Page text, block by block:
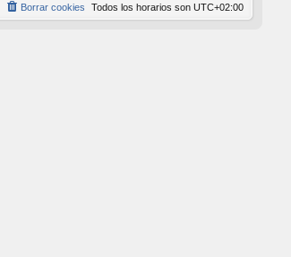
Todos los horarios son UTC+02:00
Borrar cookies